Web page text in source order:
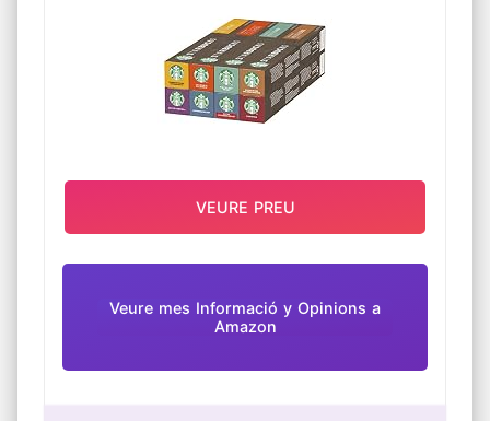
Veure mes Informació y Opinions a
Amazon
VEURE PREU